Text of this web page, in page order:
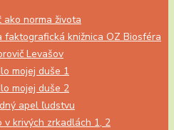
norma života
faktografická knižnica OZ Biosféra
Levašov
mojej duše 1
mojej duše 2
apel ľudstvu
v krivých zrkadlách 1, 2